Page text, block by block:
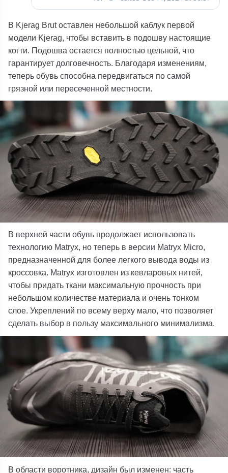
В Kjerag Brut оставлен небольшой каблук первой
модели Kjerag, чтобы вставить в подошву настоящие
когти. Подошва остается полностью цельной, что
гарантирует долговечность. Благодаря изменениям,
теперь обувь способна передвигаться по самой
грязной или пересеченной местности.
В верхней части обувь продолжает использовать
технологию Matryx, но теперь в версии Matryx Micro,
предназначенной для более легкого вывода воды из
кроссовка. Matryx изготовлен из кевларовых нитей,
чтобы придать ткани максимальную прочность при
небольшом количестве материала и очень тонком
слое. Укреплений по всему верху мало, что позволяет
сделать выбор в пользу максимального минимализма.
В области воротника, дизайн был изменен: часть